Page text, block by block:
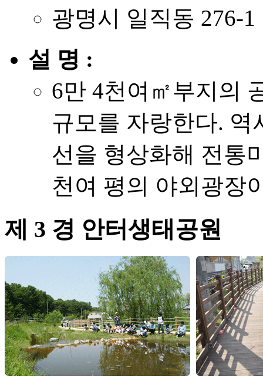
광명시 일직동 276-1
설 명 :
6만 4천여㎡부지의
규모를 자랑한다. 역
선을 형상화해 전통
천여 평의 야외광장
제 3 경 안터생태공원